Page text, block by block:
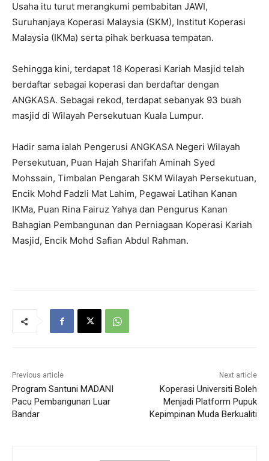
Usaha itu turut merangkumi pembabitan JAWI,
Suruhanjaya Koperasi Malaysia (SKM), Institut Koperasi
Malaysia (IKMa) serta pihak berkuasa tempatan.
Sehingga kini, terdapat 18 Koperasi Kariah Masjid telah
berdaftar sebagai koperasi dan berdaftar dengan
ANGKASA. Sebagai rekod, terdapat sebanyak 93 buah
masjid di Wilayah Persekutuan Kuala Lumpur.
Hadir sama ialah Pengerusi ANGKASA Negeri Wilayah
Persekutuan, Puan Hajah Sharifah Aminah Syed
Mohssain, Timbalan Pengarah SKM Wilayah Persekutuan,
Encik Mohd Fadzli Mat Lahim, Pegawai Latihan Kanan
IKMa, Puan Rina Fairuz Yahya dan Pengurus Kanan
Bahagian Pembangunan dan Perniagaan Koperasi Kariah
Masjid, Encik Mohd Safian Abdul Rahman.
Previous article
Program Santuni MADANI
Pacu Pembangunan Luar
Bandar
Next article
Koperasi Universiti Boleh
Menjadi Platform Pupuk
Kepimpinan Muda Berkualiti